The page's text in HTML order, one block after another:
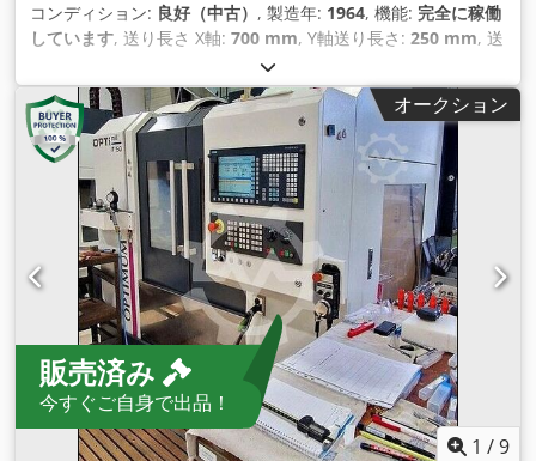
コンディション: 良好（中古） , 製造年: 1964, 機能: 完全に稼働
しています, 送り長さ X軸: 700 mm, Y軸送り長さ: 250 mm, 送
, Ｘ軸移動量:
mm, Z軸移動距離:490 mm, 全高:1,720 mm, 全幅:1,920
mm, 全長:2,250 mm, テーブル幅:305 mm, テーブル長さ:
1,100 mm, 総重量: 2,000 kg（キログラム） , 必要幅:
1,920
mm, 設置スペース要件 長さ:2,250 mm , 必要高さ:1,720
, 装備:ドキュメント / マニュアル
オークション
販売済み
今すぐご自身で出品！
1 /9